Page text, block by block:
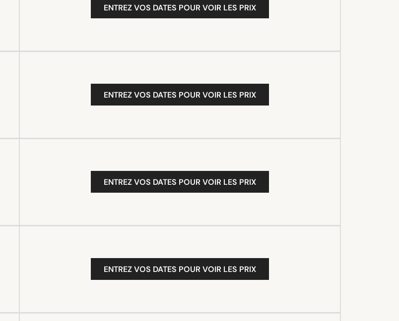
ENTREZ VOS DATES POUR VOIR LES PRIX
ENTREZ VOS DATES POUR VOIR LES PRIX
ENTREZ VOS DATES POUR VOIR LES PRIX
ENTREZ VOS DATES POUR VOIR LES PRIX